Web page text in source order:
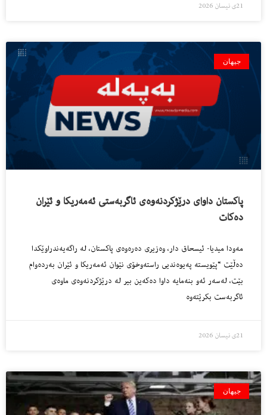
21ی نیسان 2026
جیهان
پاكستان داواى درێژكردنه‌وه‌ى ئاگربه‌ستى ئه‌مه‌ریكا و ئێران
ده‌كات
مه‌ودا میدیا- ئیسحاق دار، وەزیری دەرەوەی پاکستان، لە راگەیەندراوێکدا
ده‌ڵێت “پێویسته‌ پەیوەندیی راستەوخۆی نێوان ئەمه‌ریکا و ئێران به‌رده‌وام
بێت، له‌سه‌ر ئه‌و بنه‌مایه‌ داوا دەکه‌ین بیر لە درێژکردنەوەی ماوەی
ئاگربەست بکرێتەوە
21ی نیسان 2026
جیهان